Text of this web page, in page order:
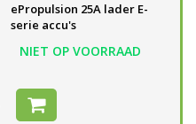
ePropulsion 25A lader E-
serie accu's
NIET OP VOORRAAD